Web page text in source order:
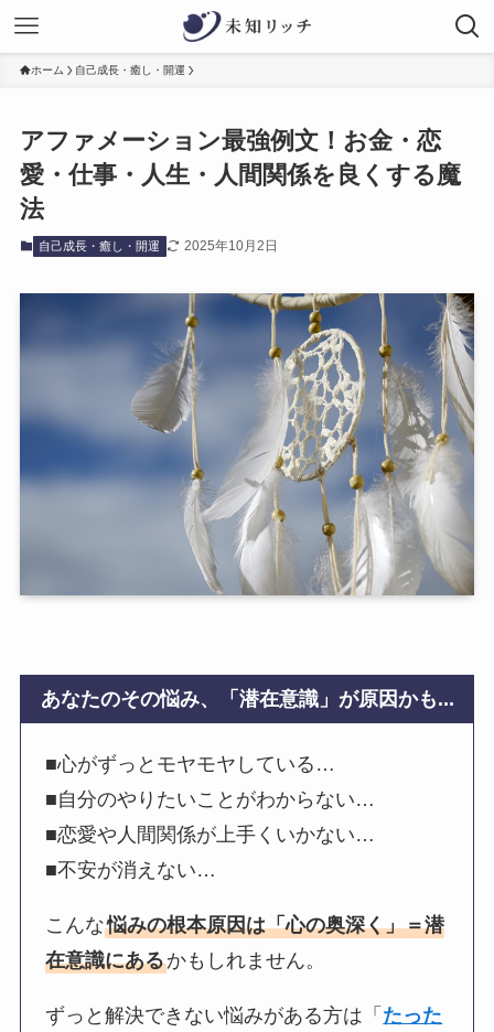
ホーム 自己成長・癒し・開運
アファメーション最強例文！お金・恋
愛・仕事・人生・人間関係を良くする魔
法
自己成長・癒し・開運 2025年10月2日
あなたのその悩み、「潜在意識」が原因かも...
■心がずっとモヤモヤしている…
■自分のやりたいことがわからない…
■恋愛や人間関係が上手くいかない…
■不安が消えない…
こんな悩みの根本原因は「心の奥深く」＝潜
在意識にあるかもしれません。
ずっと解決できない悩みがある方は「 たった